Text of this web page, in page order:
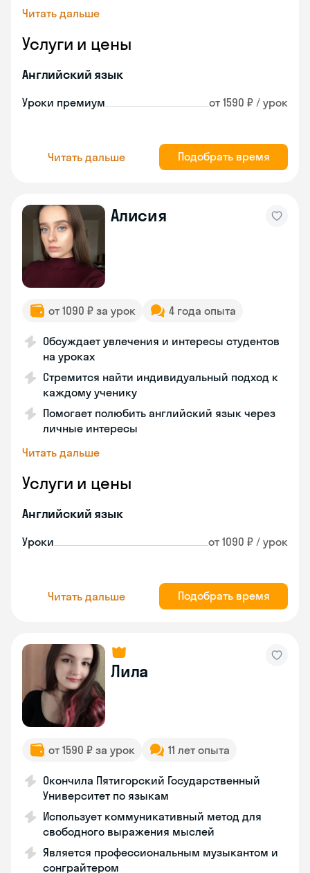
Читать дальше
Услуги и цены
Английский язык
Уроки премиум от 1590 ₽ / урок
Читать дальше Подобрать время
Алисия
от 1090 ₽ за урок 4 года опыта
Обсуждает увлечения и интересы студентов
на уроках
Стремится найти индивидуальный подход к
каждому ученику
Помогает полюбить английский язык через
личные интересы
Читать дальше
Услуги и цены
Английский язык
Уроки от 1090 ₽ / урок
Читать дальше Подобрать время
Лила
от 1590 ₽ за урок 11 лет опыта
Окончила Пятигорский Государственный
Университет по языкам
Использует коммуникативный метод для
свободного выражения мыслей
Является профессиональным музыкантом и
сонграйтером